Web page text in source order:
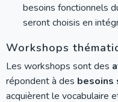
besoins fonctionnels
seront choisis en
Workshops
Les workshops sont des
répondent à des besoins
acquièrent le vocabulaire